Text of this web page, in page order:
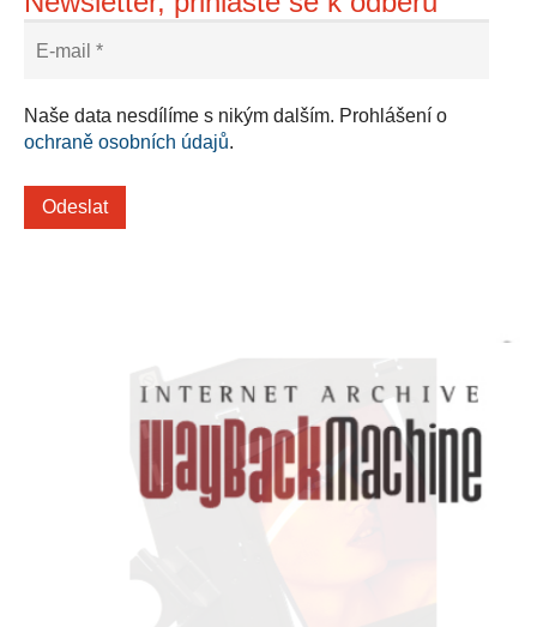
Naše data nesdílíme s nikým dalším. Prohlášení o
ochraně osobních údajů.